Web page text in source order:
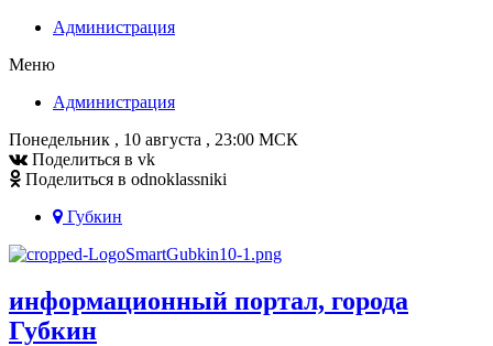
Администрация
Меню
Администрация
Понедельник , 10 августа , 23:00 МСК
Поделиться в vk
Поделиться в odnoklassniki
Губкин
информационный портал, города
Губкин